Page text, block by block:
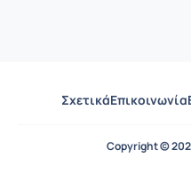
ΣχετικάΕπικοινωνία
Copyright ©